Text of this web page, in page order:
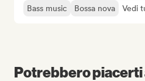
Bass music
Bossa nova Vedi
Potrebbero piacerti